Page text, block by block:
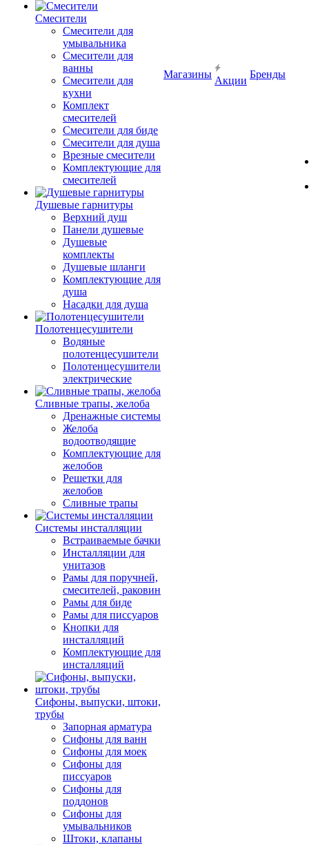
Смесители
Смесители для
умывальника
Смесители для
ванны
Смесители для
кухни
Комплект
смесителей
Смесители для биде
Смесители для душа
Врезные смесители
Комплектующие для
смесителей
Душевые гарнитуры
Верхний душ
Панели душевые
Душевые
комплекты
Душевые шланги
Комплектующие для
душа
Насадки для душа
Полотенцесушители
Водяные
полотенцесушители
Полотенцесушители
электрические
Сливные трапы, желоба
Дренажные системы
Желоба
водоотводящие
Комплектующие для
желобов
Решетки для
желобов
Сливные трапы
Системы инсталляции
Встраиваемые бачки
Инсталляции для
унитазов
Рамы для поручней,
смесителей, раковин
Рамы для биде
Рамы для писсуаров
Кнопки для
инсталляций
Комплектующие для
инсталляций
Сифоны, выпуски, штоки,
трубы
Запорная арматура
Сифоны для ванн
Сифоны для моек
Сифоны для
писсуаров
Сифоны для
поддонов
Сифоны для
умывальников
Штоки, клапаны
Магазины
Акции
Бренды